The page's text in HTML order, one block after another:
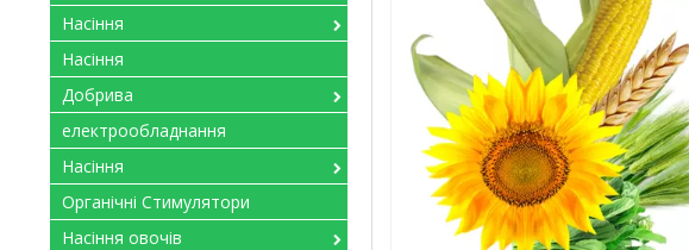
Насіння
Насіння
Добрива
електрообладнання
Насіння
Органічні Стимулятори
Насіння овочів